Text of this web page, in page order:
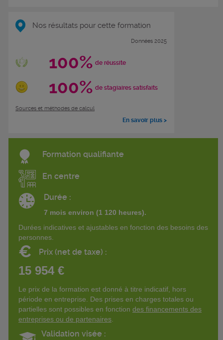
Nos résultats pour cette formation
Données 2025
100% de réussite
100% de stagiaires satisfaits
Sources et méthodes de calcul
En savoir plus >
Formation qualifiante
En centre
Durée :
7 mois environ (1 120 heures).
Durées indicatives et ajustables en fonction des besoins des
personnes.
€ Prix (net de taxe) :
15 954 €
Le prix de la formation est donné à titre indicatif, hors
période en entreprise. Des prises en charges totales ou
partielles sont possibles en fonction des financements des
entreprises ou de partenaires
Validation visée :